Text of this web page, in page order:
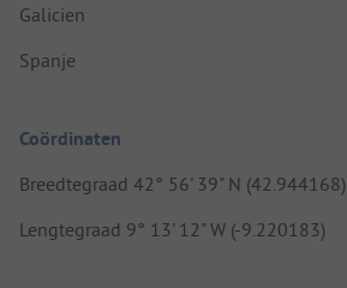
Galicien
Spanje
Coördinaten
Breedtegraad 42° 56' 39" N (42.944168)
Lengtegraad 9° 13' 12" W (-9.220183)